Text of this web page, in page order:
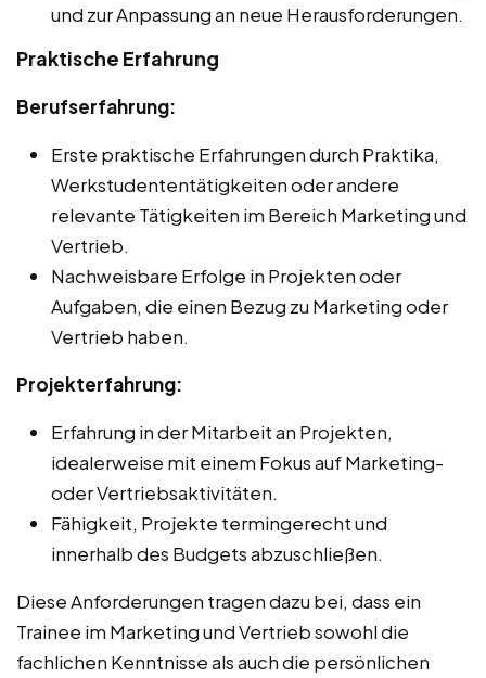
und zur Anpassung an neue Herausforderungen.
Praktische Erfahrung
Berufserfahrung:
Erste praktische Erfahrungen durch Praktika,
Werkstudententätigkeiten oder andere
relevante Tätigkeiten im Bereich Marketing und
Vertrieb.
Nachweisbare Erfolge in Projekten oder
Aufgaben, die einen Bezug zu Marketing oder
Vertrieb haben.
Projekterfahrung:
Erfahrung in der Mitarbeit an Projekten,
idealerweise mit einem Fokus auf Marketing-
oder Vertriebsaktivitäten.
Fähigkeit, Projekte termingerecht und
innerhalb des Budgets abzuschließen.
Diese Anforderungen tragen dazu bei, dass ein
Trainee im Marketing und Vertrieb sowohl die
fachlichen Kenntnisse als auch die persönlichen